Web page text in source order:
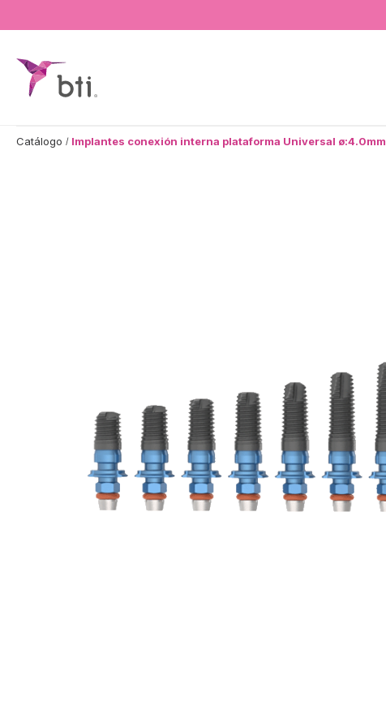
BTI - Human Tecnology
Catálogo Implantes conexión interna plataforma Universal ø:4.0mm